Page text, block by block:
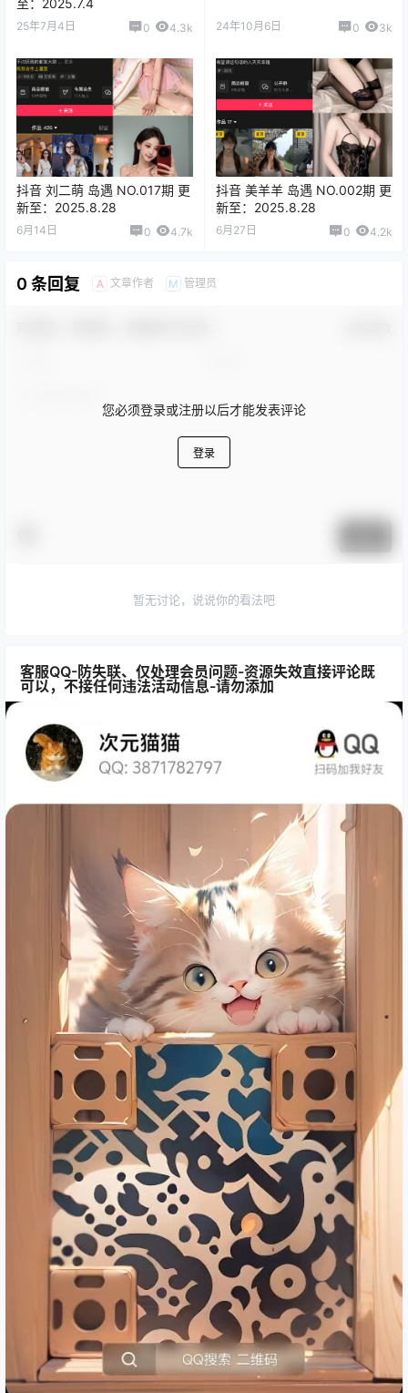
25年7月4日 0 4.3k 24年10月6日 0 3k
抖音 刘二萌 岛遇 NO.017期 更
新至：2025.8.28
6月14日 0 4.7k
抖音 美羊羊 岛遇 NO.002期 更
新至：2025.8.28
6月27日 0 4.2k
0 条回复 A 文章作者 M 管理员
您必须登录或注册以后才能发表评论
登录
暂无讨论，说说你的看法吧
客服QQ-防失联、仅处理会员问题-资源失效直接评论既
可以，不接任何违法活动信息-请勿添加